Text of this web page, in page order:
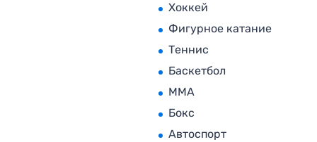
Хоккей
Фигурное катание
Теннис
Баскетбол
MMA
Бокс
Автоспорт